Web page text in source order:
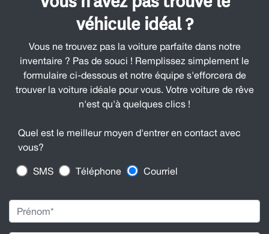
véhicule idéal ?
Vous ne trouvez pas la voiture parfaite dans notre
inventaire ? Pas de souci ! Remplissez simplement le
formulaire ci-dessous et notre équipe s'efforcera de
trouver la voiture idéale pour vous. Votre voiture de rêve
n'est qu'à quelques clics !
Quel est le meilleur moyen d'entrer en contact avec
vous?
SMS Téléphone Courriel